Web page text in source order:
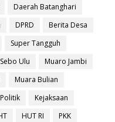
Daerah Batanghari
DPRD
Berita Desa
Super Tangguh
Ulu
Muaro Jambi
Muara Bulian
Politik
Kejaksaan
HUT RI
PKK